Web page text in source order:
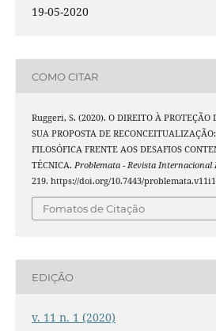
19-05-2020
COMO CITAR
Ruggeri, S. (2020). O DIREITO À PROTEÇÃO
SUA PROPOSTA DE
FILOSÓFICA FRENTE AOS DESAFIOS
TÉCNICA. Problemata - Revista Internacional
219. https://doi.org/10.7443/
Fomatos de Citação
EDIÇÃO
v. 11 n. 1 (2020)